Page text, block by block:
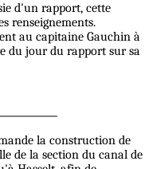
d'un rapport, cette
renseignements.
au capitaine Gauchin à
du jour du rapport sur sa
la construction de
de la section du canal de